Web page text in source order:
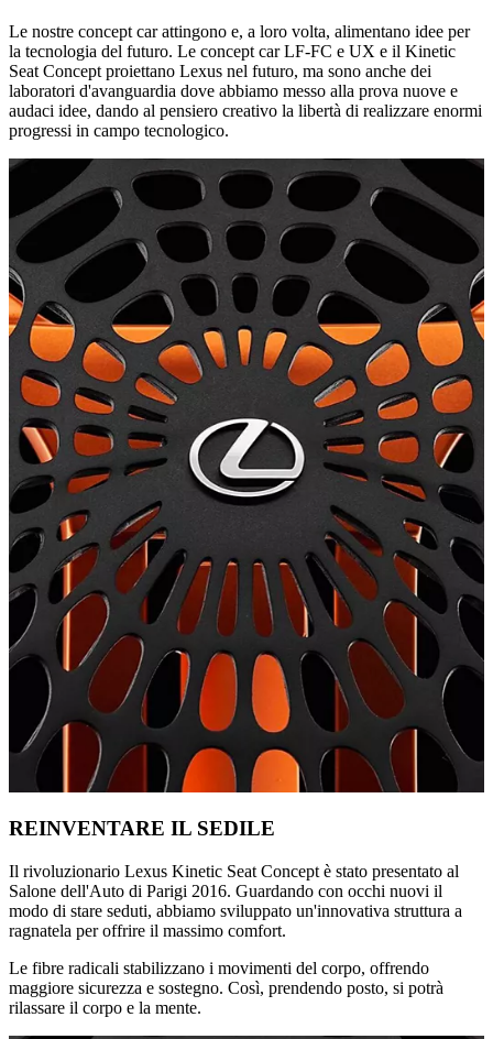
Le nostre concept car attingono e, a loro volta, alimentano idee per
la tecnologia del futuro. Le concept car LF-FC e UX e il Kinetic
Seat Concept proiettano Lexus nel futuro, ma sono anche dei
laboratori d'avanguardia dove abbiamo messo alla prova nuove e
audaci idee, dando al pensiero creativo la libertà di realizzare enormi
progressi in campo tecnologico.
REINVENTARE IL SEDILE
Il rivoluzionario Lexus Kinetic Seat Concept è stato presentato al
Salone dell'Auto di Parigi 2016. Guardando con occhi nuovi il
modo di stare seduti, abbiamo sviluppato un'innovativa struttura a
ragnatela per offrire il massimo comfort.
Le fibre radicali stabilizzano i movimenti del corpo, offrendo
maggiore sicurezza e sostegno. Così, prendendo posto, si potrà
rilassare il corpo e la mente.